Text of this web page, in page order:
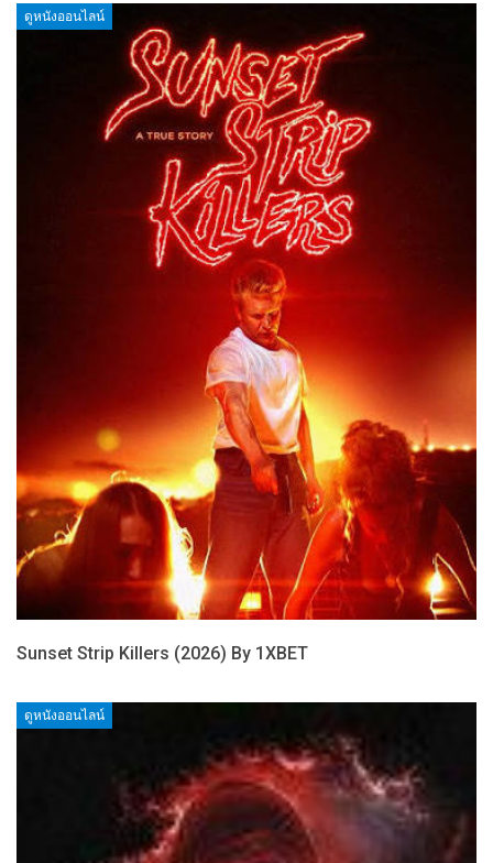
ดูหนังออนไลน์
Sunset Strip Killers (2026) By 1XBET
ดูหนังออนไลน์